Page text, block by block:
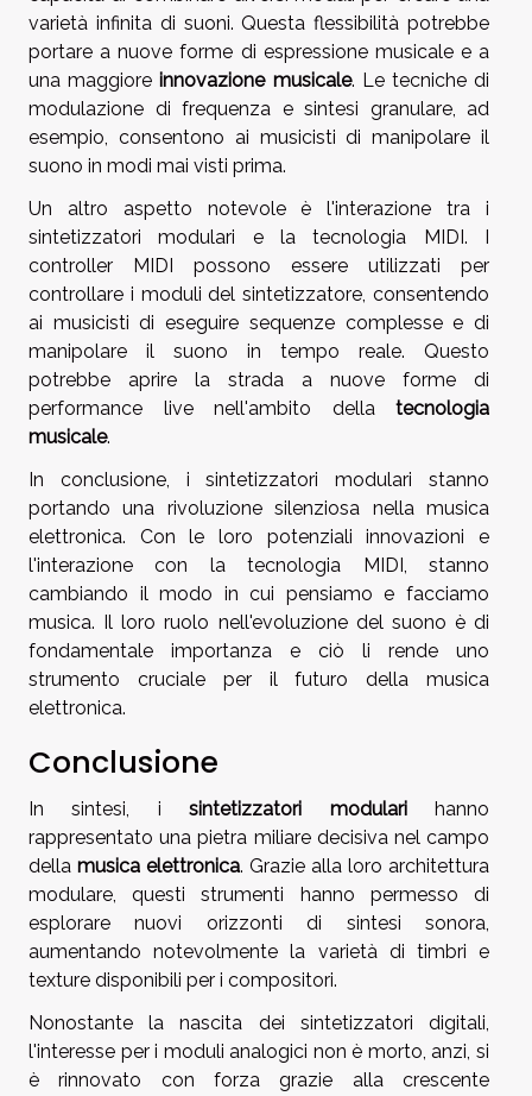
varietà infinita di suoni. Questa flessibilità potrebbe
portare a nuove forme di espressione musicale e a
una maggiore innovazione musicale. Le tecniche di
modulazione di frequenza e sintesi granulare, ad
esempio, consentono ai musicisti di manipolare il
suono in modi mai visti prima.
Un altro aspetto notevole è l'interazione tra i
sintetizzatori modulari e la tecnologia MIDI. I
controller MIDI possono essere utilizzati per
controllare i moduli del sintetizzatore, consentendo
ai musicisti di eseguire sequenze complesse e di
manipolare il suono in tempo reale. Questo
potrebbe aprire la strada a nuove forme di
performance live nell'ambito della tecnologia
musicale.
In conclusione, i sintetizzatori modulari stanno
portando una rivoluzione silenziosa nella musica
elettronica. Con le loro potenziali innovazioni e
l'interazione con la tecnologia MIDI, stanno
cambiando il modo in cui pensiamo e facciamo
musica. Il loro ruolo nell'evoluzione del suono è di
fondamentale importanza e ciò li rende uno
strumento cruciale per il futuro della musica
elettronica.
Conclusione
In sintesi, isintetizzatori modularihanno
rappresentato una pietra miliare decisiva nel campo
della musica elettronica. Grazie alla loro architettura
modulare, questi strumenti hanno permesso di
esplorare nuovi orizzonti di sintesi sonora,
aumentando notevolmente la varietà di timbri e
texture disponibili per i compositori.
Nonostante la nascita dei sintetizzatori digitali,
l'interesse per i moduli analogici non è morto, anzi, si
è rinnovato con forza grazie alla crescente